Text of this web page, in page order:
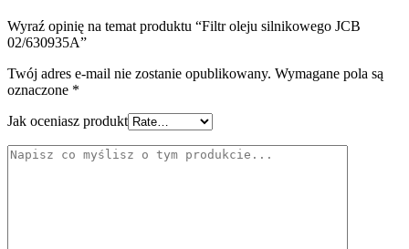
Wyraź opinię na temat produktu “Filtr oleju silnikowego JCB
02/630935A”
Twój adres e-mail nie zostanie opublikowany. Wymagane pola są
oznaczone *
Jak oceniasz produkt